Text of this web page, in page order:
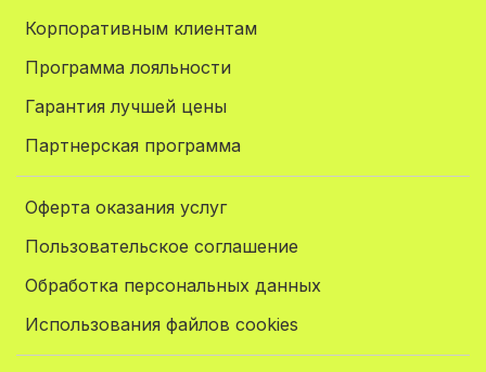
Корпоративным клиентам
Программа лояльности
Гарантия лучшей цены
Партнерская программа
Оферта оказания услуг
Пользовательское соглашение
Обработка персональных данных
Использования файлов cookies